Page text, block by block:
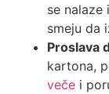
se nalaze i
smeju da
Proslava
kartona,
veče i